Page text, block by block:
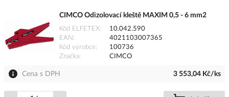
CIMCO Odizolovací kleště MAXIM 0,5 - 6 mm2
Kód ELFETEX
10.042.590
EAN
4021103007365
Kód výrobce
100736
Značka
CIMCO
Cena s DPH 3 553,04 Kč/ks